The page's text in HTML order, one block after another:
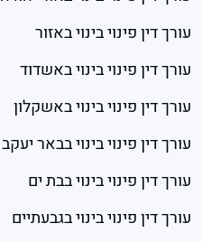
עורך דין פינוי בינוי באזור
עורך דין פינוי בינוי באשדוד
עורך דין פינוי בינוי באשקלון
עורך דין פינוי בינוי בבאר יעקב
עורך דין פינוי בינוי בבת ים
עורך דין פינוי בינוי בגבעתיים